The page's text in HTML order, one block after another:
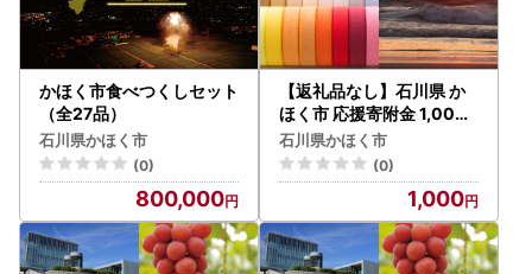
かほく市食べつくしセット
（全27品）
石川県かほく市
(0)
800,000
【返礼品なし】石川県 か
ほく市 応援寄附金 1,000
円分 | 支援 純粋寄附
石川県かほく市
(0)
1,000